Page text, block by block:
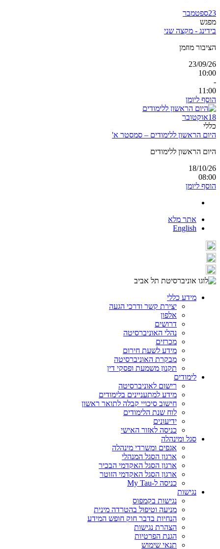
23ספטמבר
מפגש
בידינג - מקצה שני
הציבור מוזמן
23/09/26
10:00
-
11:00
הוסף ליומן
18אוקטובר
כללי
היום הראשון ללימודים – סמסטר א'
היום הראשון ללימודים
18/10/26
08:00
הוסף ליומן
אתר מלא
English
מידע כללי
יצירת קשר ודרכי הגעה
אלפון
דרושים
נהלי האוניברסיטה
מכרזים
מידע לשעת חירום
מבקרת האוניברסיטה
תקנון משמעת ופסקי דין
לימודים
רישום לאוניברסיטה
מידע למתעניינים בלימודים
חישוב סיכויי קבלה לתואר ראשון
לוח שנת הלימודים
ידיעונים
כניסה לאזור האישי
סגל ומינהלה
אגפים ומשרדי מינהלה
ארגון הסגל המנהלי
ארגון הסגל האקדמי הבכיר
ארגון הסגל האקדמי הזוטר
כניסה ל-My Tau
נגישות
נגישות בקמפוס
מניעה וטיפול בהטרדה מינית
הנחיות בדבר חוק חופש המידע
הצהרת נגישות
הגנת הפרטיות
תנאי שימוש